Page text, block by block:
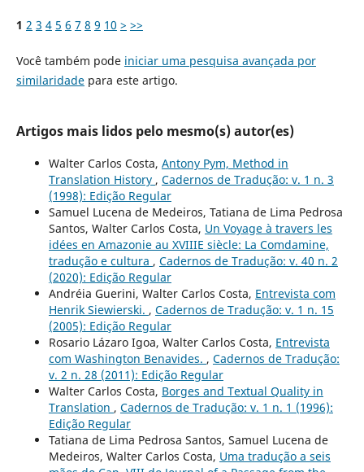
1 2 3 4 5 6 7 8 9 10 > >>
Você também pode iniciar uma pesquisa avançada por
similaridadepara este artigo.
Artigos mais lidos pelo mesmo(s) autor(es)
Walter Carlos Costa, Antony Pym, Method in
Translation History , Cadernos de Tradução: v. 1 n. 3
(1998): Edição Regular
Samuel Lucena de Medeiros, Tatiana de Lima Pedrosa
Santos, Walter Carlos Costa, Un Voyage à travers les
idées en Amazonie au XVIIIE siècle: La Comdamine,
tradução e cultura , Cadernos de Tradução: v. 40 n. 2
(2020): Edição Regular
Andréia Guerini, Walter Carlos Costa, Entrevista com
Henrik Siewierski. , Cadernos de Tradução: v. 1 n. 15
(2005): Edição Regular
Rosario Lázaro Igoa, Walter Carlos Costa, Entrevista
com Washington Benavides. , Cadernos de Tradução:
v. 2 n. 28 (2011): Edição Regular
Walter Carlos Costa, Borges and Textual Quality in
Translation , Cadernos de Tradução: v. 1 n. 1 (1996):
Edição Regular
Tatiana de Lima Pedrosa Santos, Samuel Lucena de
Medeiros, Walter Carlos Costa, Uma tradução a seis